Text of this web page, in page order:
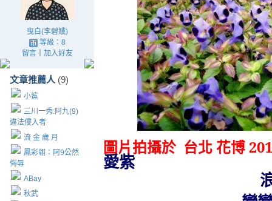
曳白(李碧娥)
等級：8
留言｜ 加入好友
文章推薦人 (9)
小鯊
三川一秀:阿九(9)
違法侵入者
流 金 歲 月
鳳彩翎：阿9公然
侮辱
ABay
秋武
圖片拍攝於 台北 花博
愛紫